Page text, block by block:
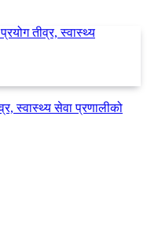
स्वास्थ्य सेवा प्रणालीको